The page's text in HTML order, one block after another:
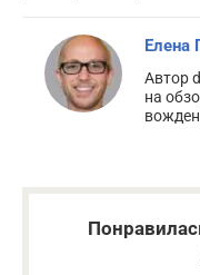
Елена
Автор
на